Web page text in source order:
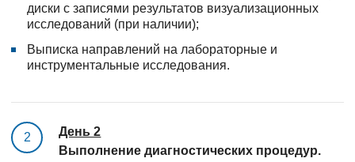
диски с записями результатов визуализационных
исследований (при наличии);
Выписка направлений на лабораторные и
инструментальные исследования.
2
День 2
Выполнение диагностических процедур.